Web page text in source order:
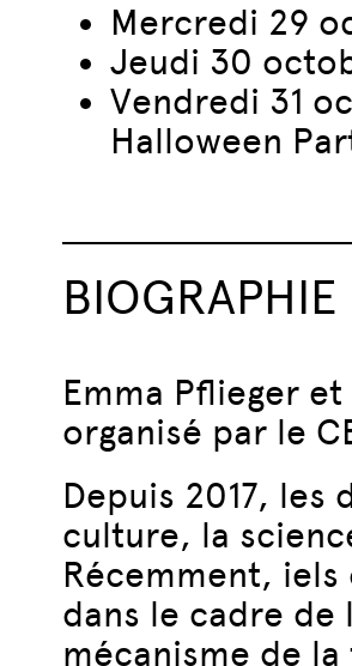
Mercredi 29
Jeudi 30
Vendredi 31
Halloween
BIOGRAPHIE
Emma Pflieger
organisé par le
Depuis 2017,
culture, la
Récemment,
dans le cadre de
mécanisme de